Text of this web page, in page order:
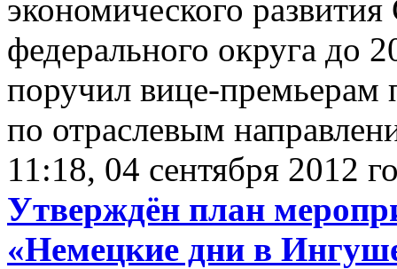
экономического развития
федерального округа до
поручил вице-премьерам
по отраслевым
11:18, 04 сентября 2012
Утверждён план
«Немецкие дни в